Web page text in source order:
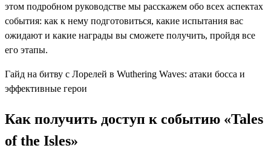
этом подробном руководстве мы расскажем обо всех аспектах
события: как к нему подготовиться, какие испытания вас
ожидают и какие награды вы сможете получить, пройдя все
его этапы.
Гайд на битву с Лорелей в Wuthering Waves: атаки босса и
эффективные герои
Как получить доступ к событию «Tales
of the Isles»